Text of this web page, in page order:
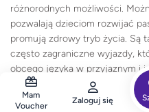
Mam
Voucher
Zaloguj się
różnorodnych możliwości.
pozwalają dzieciom rozwijać
promują zdrowy tryb życia. Są
często zagraniczne wyjazdy,
obcego języka w przyjaznym i
koloniach naukowych dzieci
swoją ciekawość, a na